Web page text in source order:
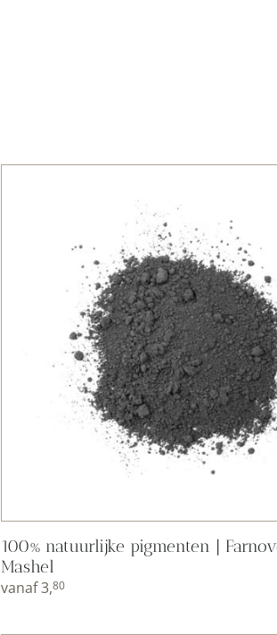
100% natuurlijke pigmenten |
Mashel
vanaf3,80